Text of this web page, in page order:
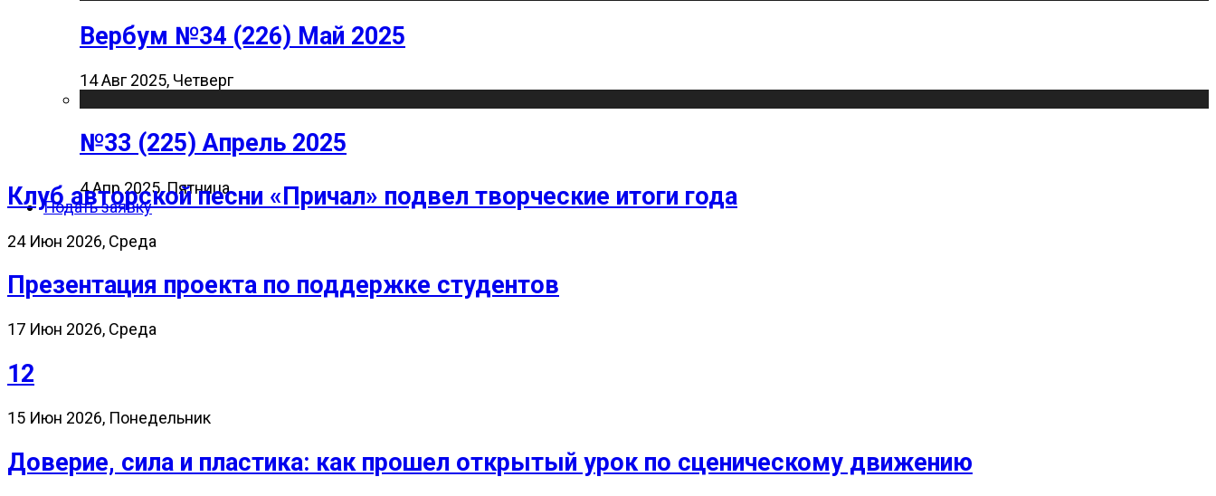
Вербум №34 (226) Май 2025
14 Авг 2025, Четверг
№33 (225) Апрель 2025
4 Апр 2025, Пятница
Подать заявку
Клуб авторской песни «Причал» подвел творческие итоги года
24 Июн 2026, Среда
Презентация проекта по поддержке студентов
17 Июн 2026, Среда
12
15 Июн 2026, Понедельник
Доверие, сила и пластика: как прошел открытый урок по сценическому движению